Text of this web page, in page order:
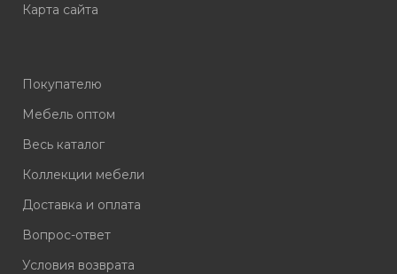
Карта сайта
Покупателю
Мебель оптом
Весь каталог
Коллекции мебели
Доставка и оплата
Вопрос-ответ
Условия возврата